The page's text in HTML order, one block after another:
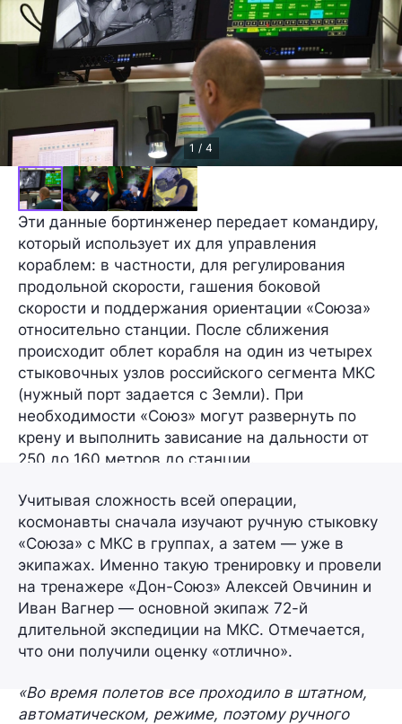
1 / 4
Эти данные бортинженер передает командиру,
который использует их для управления
кораблем: в частности, для регулирования
продольной скорости, гашения боковой
скорости и поддержания ориентации «Союза»
относительно станции. После сближения
происходит облет корабля на один из четырех
стыковочных узлов российского сегмента МКС
(нужный порт задается с Земли). При
необходимости «Союз» могут развернуть по
крену и выполнить зависание на дальности от
250 до 160 метров до станции.
Учитывая сложность всей операции,
космонавты сначала изучают ручную стыковку
«Союза» с МКС в группах, а затем — уже в
экипажах. Именно такую тренировку и провели
на тренажере «Дон-Союз» Алексей Овчинин и
Иван Вагнер — основной экипаж 72-й
длительной экспедиции на МКС. Отмечается,
что они получили оценку «отлично».
«Во время полетов все проходило в штатном,
автоматическом, режиме, поэтому ручного